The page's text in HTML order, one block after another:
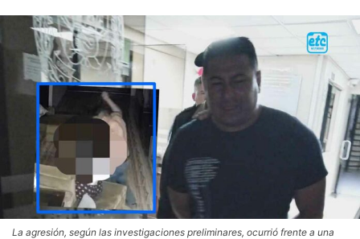
La agresión, según las investigaciones preliminares, ocurrió frente a una